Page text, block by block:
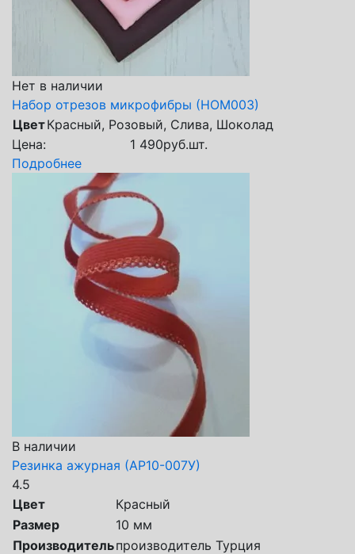
Нет в наличии
Набор отрезов микрофибры (НОМ003)
ЦветКрасный, Розовый, Слива, Шоколад
Цена:
1 490руб.шт.
Подробнее
В наличии
Резинка ажурная (АР10-007У)
4.5
Цвет
Красный
Размер
10 мм
Производительпроизводитель Турция